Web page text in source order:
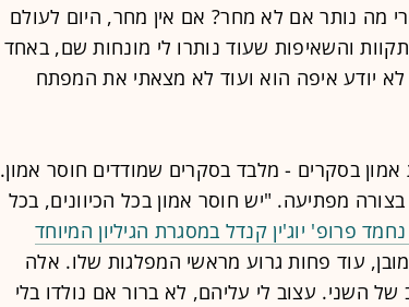
מה נותר אם לא מחר? אם אין מחר, היום לעולם
והשאיפות שעוד נותרו לי מונחות שם, באחד
יודע איפה הוא ועוד לא מצאתי את המפתח
אמון בסקרים - מלבד בסקרים שמודדים חוסר אמון.
מפתיעה. "יש חוסר אמון בכל הכיוונים, בכל
פרופ' יוג'ין קנדל במסגרת הגיליון המיוחד
עוד פחות גרוע מראשי המפלגות שלו. אלה
השני. עצוב לי עליהם, לא ברור אם נולדו בלי